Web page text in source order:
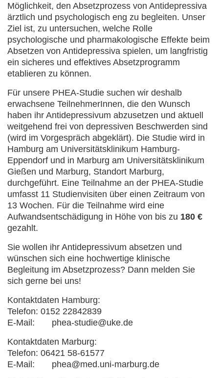
Möglichkeit, den Absetzprozess von Antidepressiva
ärztlich und psychologisch eng zu begleiten. Unser
Ziel ist, zu untersuchen, welche Rolle
psychologische und pharmakologische Effekte beim
Absetzen von Antidepressiva spielen, um langfristig
ein sicheres und effektives Absetzprogramm
etablieren zu können.
Für unsere PHEA-Studie suchen wir deshalb
erwachsene TeilnehmerInnen, die den Wunsch
haben ihr Antidepressivum abzusetzen und aktuell
weitgehend frei von depressiven Beschwerden sind
(wird im Vorgespräch abgeklärt). Die Studie wird in
Hamburg am Universitätsklinikum Hamburg-
Eppendorf und in Marburg am Universitätsklinikum
Gießen und Marburg, Standort Marburg,
durchgeführt. Eine Teilnahme an der PHEA-Studie
umfasst 11 Studienvisiten über einen Zeitraum von
13 Wochen. Für die Teilnahme wird eine
Aufwandsentschädigung in Höhe von bis zu 180 €
gezahlt.
Sie wollen ihr Antidepressivum absetzen und
wünschen sich eine hochwertige klinische
Begleitung im Absetzprozess? Dann melden Sie
sich gerne bei uns!
Kontaktdaten Hamburg:
Telefon: 0152 22842839
E-Mail:
phea-studie@uke.de
Kontaktdaten Marburg:
Telefon: 06421 58-61577
E-Mail:
phea@med.uni-marburg.de